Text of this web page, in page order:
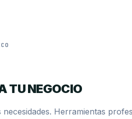
TU NEGOCIO
Herramientas